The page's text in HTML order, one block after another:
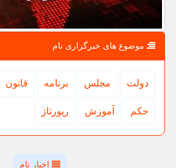
موضوع های خبرگزاری نام
دولت مجلس برنامه قانون
حكم آموزش رپورتاژ
اخبار نام